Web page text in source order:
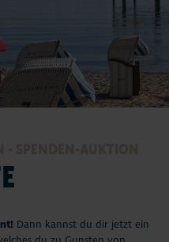
Dann kannst du dir jetzt ein